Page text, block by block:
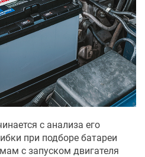
с анализа его
при подборе батареи
с запуском двигателя